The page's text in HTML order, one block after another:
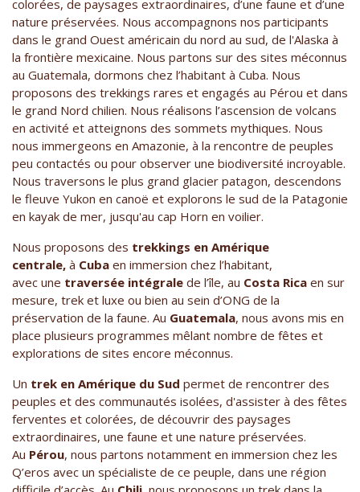
colorées, de paysages extraordinaires, d’une faune et d’une
nature préservées. Nous accompagnons nos participants
dans le grand Ouest américain du nord au sud, de l'Alaska à
la frontière mexicaine. Nous partons sur des sites méconnus
au Guatemala, dormons chez l’habitant à Cuba. Nous
proposons des trekkings rares et engagés au Pérou et dans
le grand Nord chilien. Nous réalisons l’ascension de volcans
en activité et atteignons des sommets mythiques. Nous
nous immergeons en Amazonie, à la rencontre de peuples
peu contactés ou pour observer une biodiversité incroyable.
Nous traversons le plus grand glacier patagon, descendons
le fleuve Yukon en canoë et explorons le sud de la Patagonie
en kayak de mer, jusqu'au cap Horn en voilier.
Nous proposons des trekkings en Amérique
centrale, à Cuba en immersion chez l’habitant,
avec une traversée intégrale de l’île, au Costa Rica en sur
mesure, trek et luxe ou bien au sein d’ONG de la
préservation de la faune. Au Guatemala, nous avons mis en
place plusieurs programmes mêlant nombre de fêtes et
explorations de sites encore méconnus.
Un trek en Amérique du Sud permet de rencontrer des
peuples et des communautés isolées, d'assister à des fêtes
ferventes et colorées, de découvrir des paysages
extraordinaires, une faune et une nature préservées.
Au Pérou, nous partons notamment en immersion chez les
Q’eros avec un spécialiste de ce peuple, dans une région